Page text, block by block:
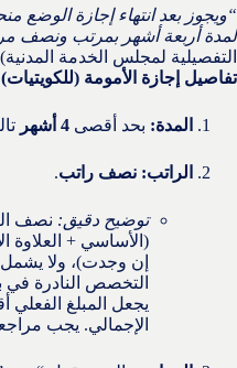
“ويجوز بعد انتهاء إجازة الوضع
لمدة أربعة أشهر بمرتب ونصف
التفصيلية لمجلس الخدمة
تفاصيل إجازة الأمومة
المدة: بحد أقصى 4 أشهر
الراتب: نصف راتب.
توضيح دقيق: نصف
(الأساسي + العلاوة
إن وجدت)، ولا يشمل
التخصص النادرة
يجعل المبلغ
الإجمالي. يجب